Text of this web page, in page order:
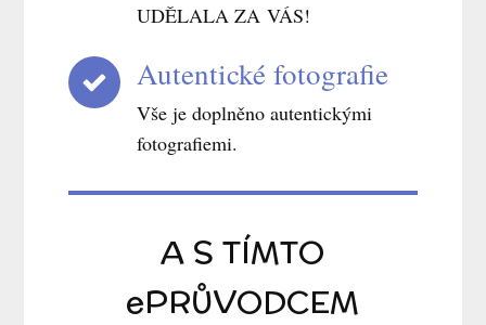
UDĚLALA ZA VÁS!
Autentické fotografie
Vše je doplněno autentickými
fotografiemi.
A S TÍMTO
ePRŮVODCEM